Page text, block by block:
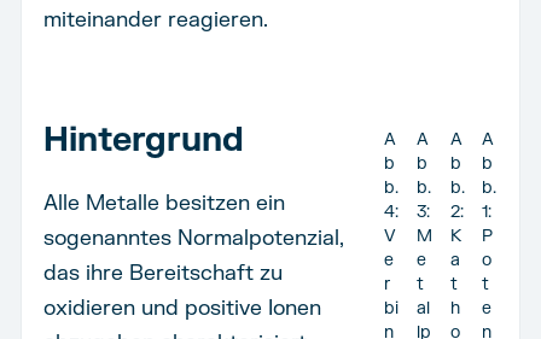
miteinander reagieren.
A
b
b.
1:
P
o
t
e
n
A
b
b.
2:
K
a
t
h
o
A
b
b.
3:
M
e
t
al
lp
A
b
b.
4:
V
e
r
bi
n
Hintergrund
Alle Metalle besitzen ein
sogenanntes Normalpotenzial,
das ihre Bereitschaft zu
oxidieren und positive Ionen